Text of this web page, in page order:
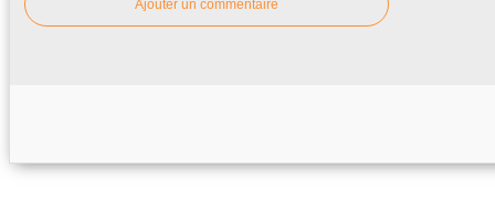
Ajouter un commentaire